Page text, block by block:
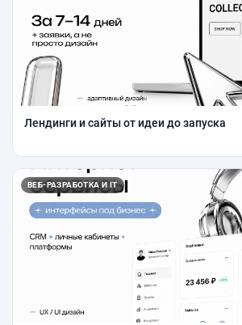
Лендинги и сайты от идеи до запуска
ВЕБ-РАЗРАБОТКА И IT